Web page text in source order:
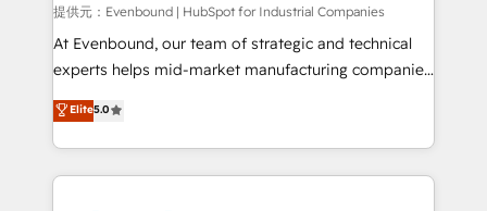
Your team learns while we build. We fix what others
broke. Built for mid-market reality—practical
solutions that work with your actual headcount and
HubSpot partners 🔄 Top 5% globally in client
retention 📅 8+ years of consistent results since 2017
提供元：Evenbound | HubSpot for Industrial Companies
At Evenbound, our team of strategic and technical
experts helps mid-market manufacturing companies
achieve real growth. We specialize in delivering
tailored solutions that drive results by leveraging
HubSpot’s platform and data to fuel success.
Technical Solutions: - HubSpot Technical Consulting -
Elite5.0